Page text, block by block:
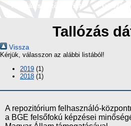
Tallózás szerző szerint
Tallózás
Tallózás
Vissza
Kérjük, válasszon az alábbi listából!
2019 (1)
2018 (1)
A repozitórium felhasználó-
a BGE felsőfokú képzései